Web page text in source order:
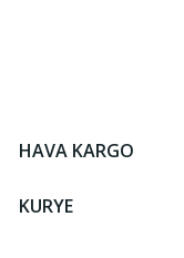
HAVA KARGO
KURYE